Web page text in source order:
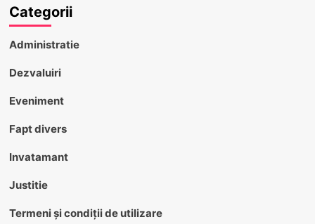
Categorii
Administratie
Dezvaluiri
Eveniment
Fapt divers
Invatamant
Justitie
Termeni și condiții de utilizare